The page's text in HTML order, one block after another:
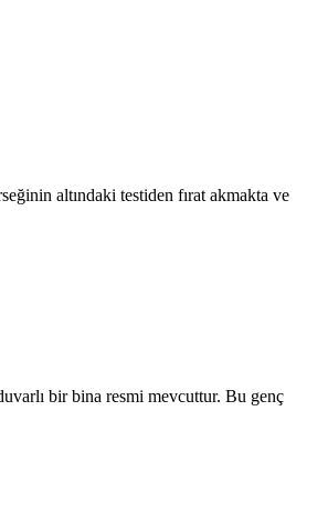
altındaki testiden fırat akmakta ve
bir bina resmi mevcuttur. Bu genç